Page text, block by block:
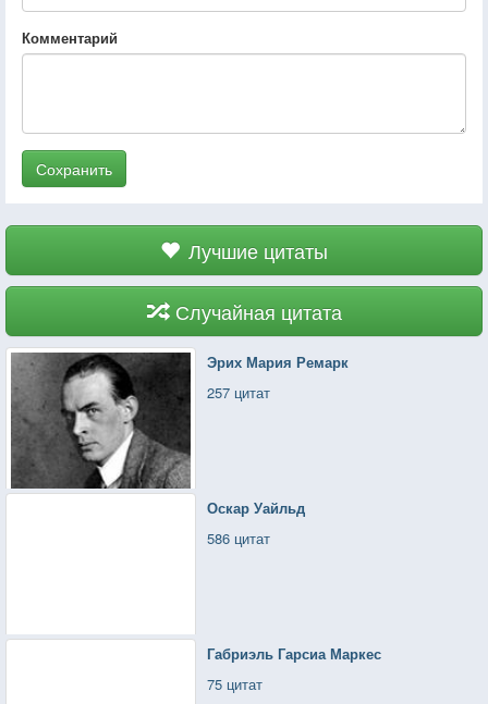
Комментарий
Сохранить
Лучшие цитаты
Случайная цитата
Эрих Мария Ремарк
257 цитат
Оскар Уайльд
586 цитат
Габриэль Гарсиа Маркес
75 цитат